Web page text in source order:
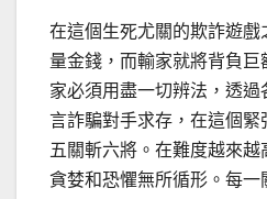
在這個生死尤關的欺詐遊戲
量金錢，而輸家就將背負
家必須用盡一切辨法，透
言詐騙對手求存，在這個緊
五關斬六將。在難度越來
貪婪和恐懼無所循形。每